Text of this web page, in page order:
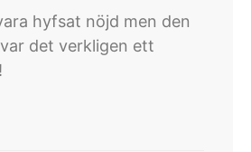
hyfsat nöjd men den
det verkligen ett